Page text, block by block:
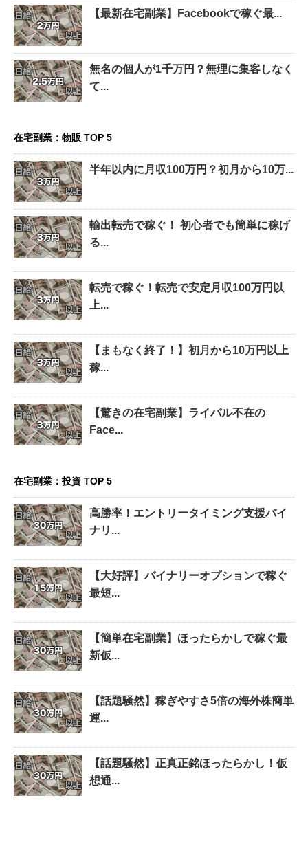
【最新在宅副業】Facebookで稼ぐ最...
無名の個人が1千万円？無理に集客しなく
て...
在宅副業：物販 TOP 5
半年以内に月収100万円？初月から10万...
輸出転売で稼ぐ！ 初心者でも簡単に稼げ
る...
転売で稼ぐ！転売で安定月収100万円以
上...
【まもなく終了！】初月から10万円以上
稼...
【驚きの在宅副業】ライバル不在の
Face...
在宅副業：投資 TOP 5
高勝率！エントリータイミング支援バイ
ナリ...
【大好評】バイナリーオプションで稼ぐ
最短...
【簡単在宅副業】ほったらかしで稼ぐ最
新仮...
【話題騒然】稼ぎやすさ5倍の海外株簡単
運...
【話題騒然】正真正銘ほったらかし！仮
想通...